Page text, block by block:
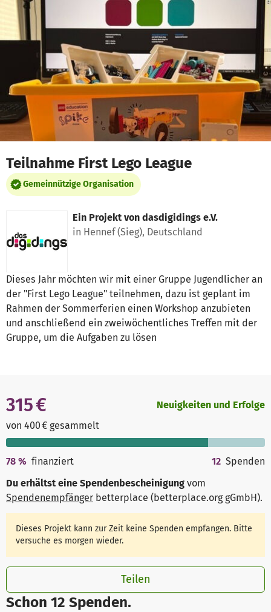
Zum Hauptinhalt springen
Erklärung zur Barrierefreiheit anzeigen
Teilnahme First Lego League
Gemeinnützige Organisation
Ein Projekt von dasdigidings e.V.
in Hennef (Sieg), Deutschland
Dieses Jahr möchten wir mit einer Gruppe Jugendlicher an
der "First Lego League" teilnehmen, dazu ist geplant im
Rahmen der Sommerferien einen Workshop anzubieten
und anschließend ein zweiwöchentliches Treffen mit der
Gruppe, um die Aufgaben zu lösen
Schon 12 Spenden.
315 €
von 400 € gesammelt
Neuigkeiten und Erfolge
78 % finanziert 12 Spenden
Du erhältst eine Spendenbescheinigung vom
Spendenempfänger betterplace (betterplace.org gGmbH).
Dieses Projekt kann zur Zeit keine Spenden empfangen. Bitte
versuche es morgen wieder.
Teilen